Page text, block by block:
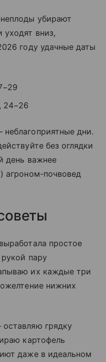
убирают
вниз,
году удачные даты
24−26
дни.
без оглядки
день важнее
агроном-почвовед
простое
пару
их каждые три
нижних
грядку
картофель
даже в идеальном